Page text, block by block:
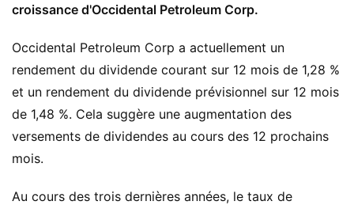
croissance d'Occidental Petroleum Corp.
Occidental Petroleum Corp a actuellement un
rendement du dividende courant sur 12 mois de 1,28 %
et un rendement du dividende prévisionnel sur 12 mois
de 1,48 %. Cela suggère une augmentation des
versements de dividendes au cours des 12 prochains
mois.
Au cours des trois dernières années, le taux de